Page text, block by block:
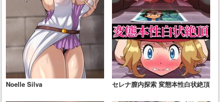
Noelle Silva セレナ膣内探索 変態本性白状絶頂